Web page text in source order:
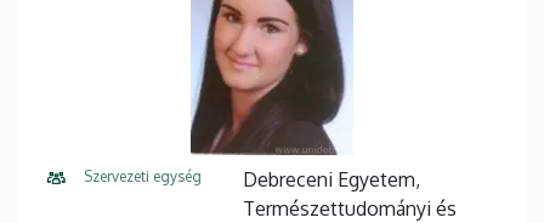
Szervezeti egység
Debreceni Egyetem,
Természettudományi és